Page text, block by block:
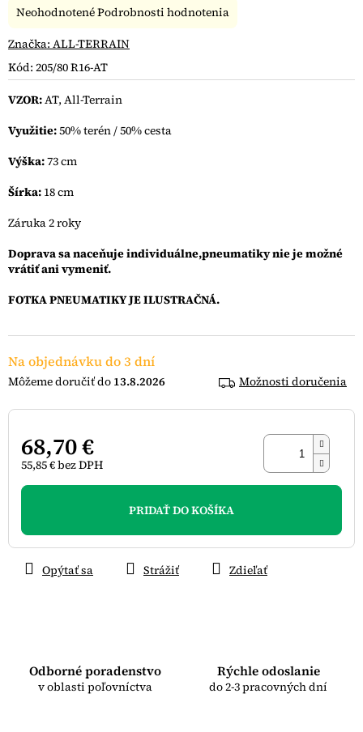
Kód: 205/80 R16-AT
Na objednávku do 3 dní
13.8.2026 Možnosti doručenia
68,70 €
55,85 € bez DPH
Jednotková
PRIDAŤ DO KOŠÍKA
Odborné poradenstvo
v oblasti poľovníctva
Rýchle odoslanie
do 2-3 pracovných dní
VZOR:AT, All-Terrain
Využitie:50% terén / 50% cesta
Výška:73 cm
Šírka: 18 cm
Záruka 2 roky
Doprava sa naceňuje individuálne,pneumatiky nie je možné
vrátiť ani vymeniť.
FOTKA PNEUMATIKY JE ILUSTRAČNÁ.
Opýtať sa Strážiť Zdieľať
Priemerné
produktu
0,0
5
NeohodnotenéPodrobnosti hodnotenia
Značka: ALL-TERRAIN